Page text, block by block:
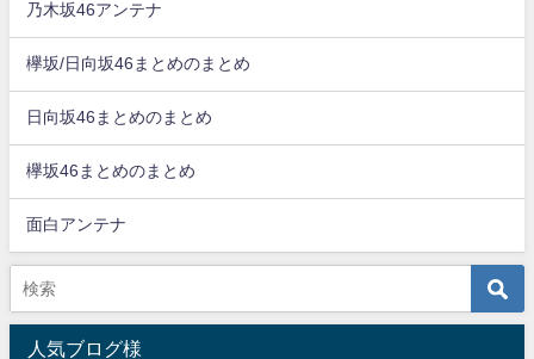
乃木坂46アンテナ
欅坂/日向坂46まとめのまとめ
日向坂46まとめのまとめ
欅坂46まとめのまとめ
面白アンテナ
人気ブログ様